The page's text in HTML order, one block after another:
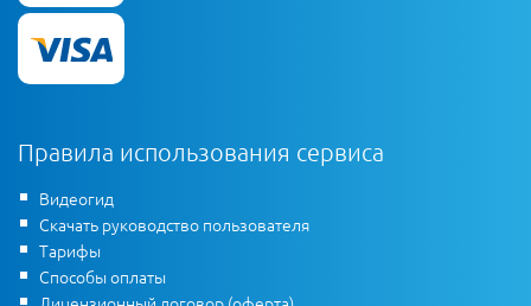
Правила использования сервиса
Видеогид
Скачать руководство пользователя
Тарифы
Способы оплаты